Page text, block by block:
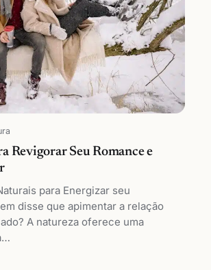
Revigorar Seu Romance e
para Energizar seu
disse que apimentar a relação
A natureza oferece uma